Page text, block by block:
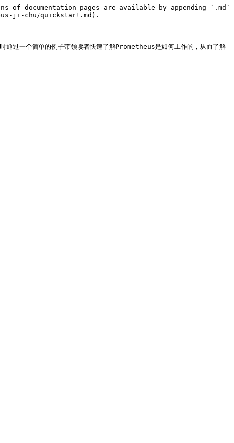
documentation pages are available by appending `.md`
ji-chu/quickstart.md).
过一个简单的例子带领读者快速了解Prometheus是如何工作的，从而了解